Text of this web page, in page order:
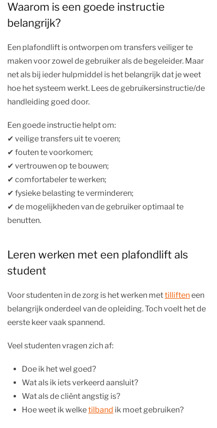
Waarom is een goede instructie
belangrijk?
Een plafondlift is ontworpen om transfers veiliger te
maken voor zowel de gebruiker als de begeleider. Maar
net als bij ieder hulpmiddel is het belangrijk dat je weet
hoe het systeem werkt. Lees de gebruikersinstructie/de
handleiding goed door.
Een goede instructie helpt om:
✔︎ veilige transfers uit te voeren;
✔︎ fouten te voorkomen;
✔︎ vertrouwen op te bouwen;
✔︎ comfortabeler te werken;
✔︎ fysieke belasting te verminderen;
✔︎ de mogelijkheden van de gebruiker optimaal te
benutten.
Leren werken met een plafondlift als
student
Voor studenten in de zorg is het werken mettillifteneen
belangrijk onderdeel van de opleiding. Toch voelt het de
eerste keer vaak spannend.
Veel studenten vragen zich af:
Doe ik het wel goed?
Wat als ik iets verkeerd aansluit?
Wat als de cliënt angstig is?
Hoe weet ik welketilband ik moet gebruiken?